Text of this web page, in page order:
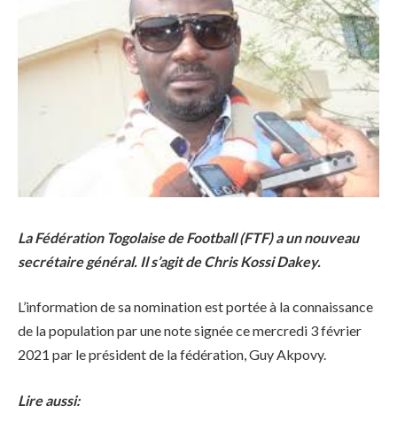
La Fédération Togolaise de Football (FTF) a un nouveau
secrétaire général. Il s’agit de Chris Kossi Dakey.
L’information de sa nomination est portée à la connaissance
de la population par une note signée ce mercredi 3 février
2021 par le président de la fédération, Guy Akpovy.
Lire aussi: